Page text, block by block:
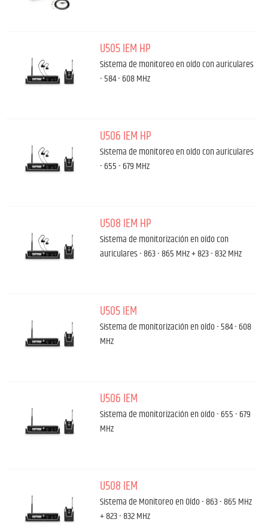
U505 IEM HP
Sistema de monitoreo en oído con auriculares
- 584 - 608 MHz
U506 IEM HP
Sistema de monitoreo en oído con auriculares
- 655 - 679 MHz
U508 IEM HP
Sistema de monitorización en oído con
auriculares - 863 - 865 MHz + 823 - 832 MHz
U505 IEM
Sistema de monitorización en oído - 584 - 608
MHz
U506 IEM
Sistema de monitorización en oído - 655 - 679
MHz
U508 IEM
Sistema de Monitoreo en Oído - 863 - 865 MHz
+ 823 - 832 MHz